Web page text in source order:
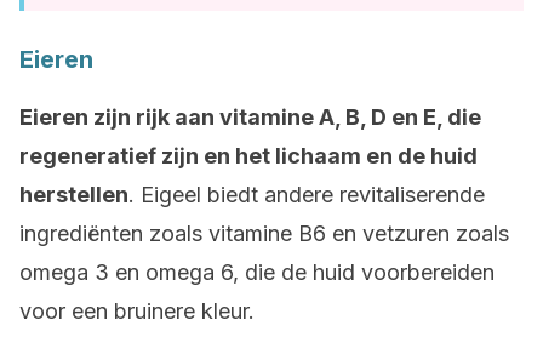
Eieren
Eieren zijn rijk aan vitamine A, B, D en E, die
regeneratief zijn en het lichaam en de huid
herstellen. Eigeel biedt andere revitaliserende
ingrediënten zoals vitamine B6 en vetzuren zoals
omega 3 en omega 6, die de huid voorbereiden
voor een bruinere kleur.